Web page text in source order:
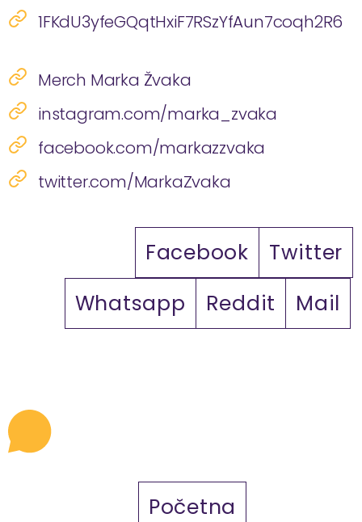
1FKdU3yfeGQqtHxiF7RSzYfAun7coqh2R6
Merch Marka Žvaka
instagram.com/marka_zvaka
facebook.com/markazzvaka
twitter.com/MarkaZvaka
Facebook
Twitter
Whatsapp
Reddit Mail
Početna